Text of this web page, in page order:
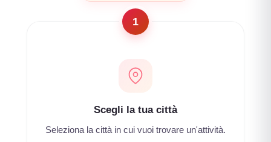
1
Scegli la tua città
Seleziona la città in cui vuoi trovare un'attività.